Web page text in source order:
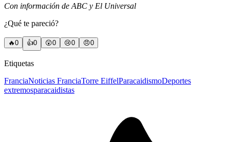
Con información de ABC y El Universal
¿Qué te pareció?
🔥0 👍0 😲0 😢0 😠0
Etiquetas
FranciaNoticias FranciaTorre EiffelParacaidismoDeportes
extremosparacaidistas